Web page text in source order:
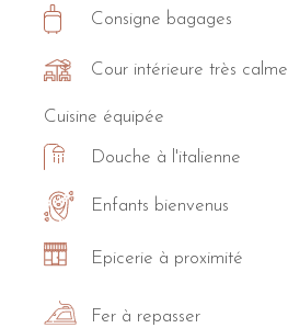
Consigne bagages
Cour intérieure très calme
Cuisine équipée
Douche à l'italienne
Enfants bienvenus
Epicerie à proximité
Fer à repasser